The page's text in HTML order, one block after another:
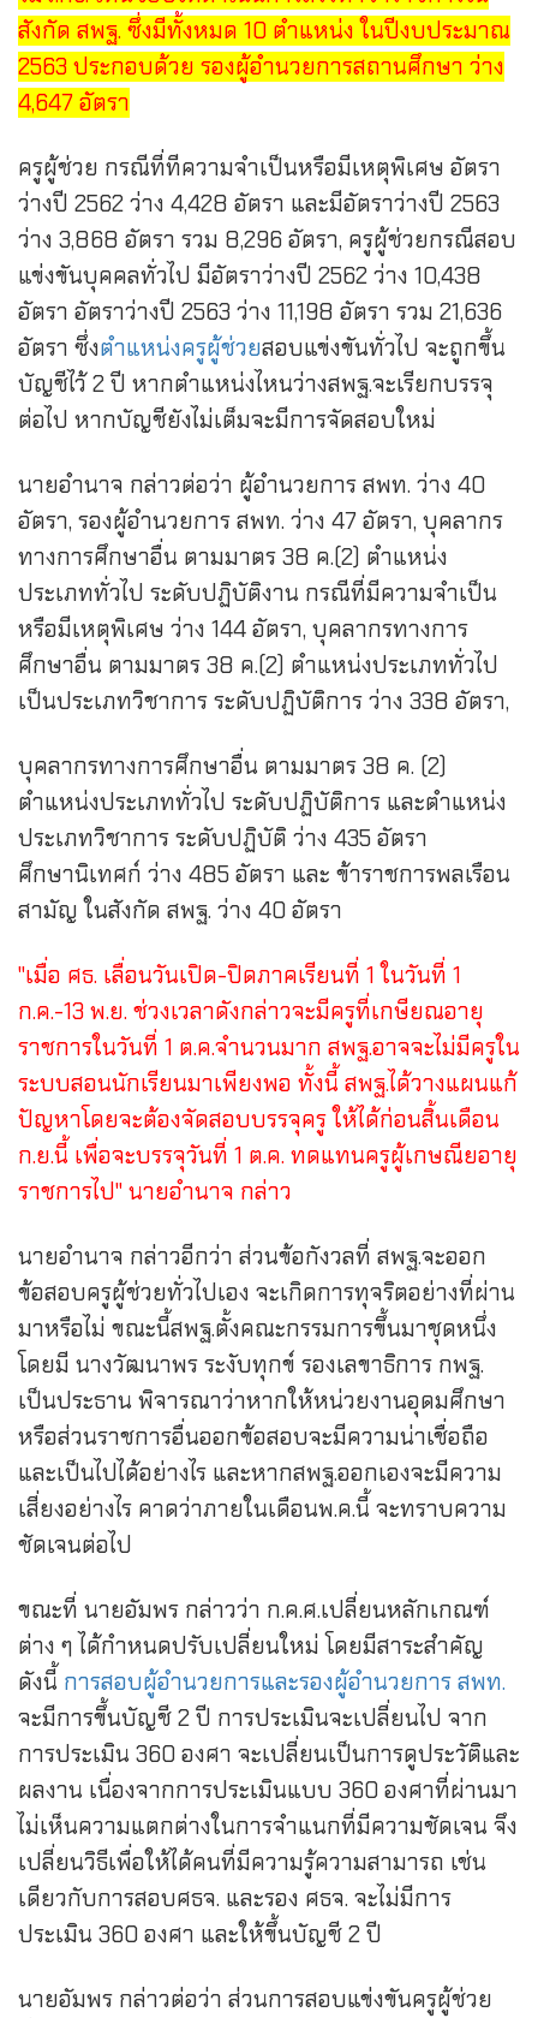
สังกัด สพฐ. ซึ่งมีทั้งหมด 10 ตำแหน่ง ในปีงบประมาณ
2563 ประกอบด้วย รองผู้อำนวยการสถานศึกษา ว่าง
4,647 อัตรา
ครูผู้ช่วย กรณีที่ทีความจำเป็นหรือมีเหตุพิเศษ อัตรา
ว่างปี 2562 ว่าง 4,428 อัตรา และมีอัตราว่างปี 2563
ว่าง 3,868 อัตรา รวม 8,296 อัตรา, ครูผู้ช่วยกรณีสอบ
แข่งขันบุคคลทั่วไป มีอัตราว่างปี 2562 ว่าง 10,438
อัตรา อัตราว่างปี 2563 ว่าง 11,198 อัตรา รวม 21,636
อัตรา ซึ่งตำแหน่งครูผู้ช่วยสอบแข่งขันทั่วไป จะถูกขึ้น
บัญชีไว้ 2 ปี หากตำแหน่งไหนว่างสพฐ.จะเรียกบรรจุ
ต่อไป หากบัญชียังไม่เต็มจะมีการจัดสอบใหม่
นายอำนาจ กล่าวต่อว่า ผู้อำนวยการ สพท. ว่าง 40
อัตรา, รองผู้อำนวยการ สพท. ว่าง 47 อัตรา, บุคลากร
ทางการศึกษาอื่น ตามมาตร 38 ค.(2) ตำแหน่ง
ประเภททั่วไป ระดับปฏิบัติงาน กรณีที่มีความจำเป็น
หรือมีเหตุพิเศษ ว่าง 144 อัตรา, บุคลากรทางการ
ศึกษาอื่น ตามมาตร 38 ค.(2) ตำแหน่งประเภททั่วไป
เป็นประเภทวิชาการ ระดับปฏิบัติการ ว่าง 338 อัตรา,
บุคลากรทางการศึกษาอื่น ตามมาตร 38 ค. (2)
ตำแหน่งประเภททั่วไป ระดับปฏิบัติการ และตำแหน่ง
ประเภทวิชาการ ระดับปฏิบัติ ว่าง 435 อัตรา
ศึกษานิเทศก์ ว่าง 485 อัตรา และ ข้าราชการพลเรือน
สามัญ ในสังกัด สพฐ. ว่าง 40 อัตรา
"เมื่อ ศธ. เลื่อนวันเปิด-ปิดภาคเรียนที่ 1 ในวันที่ 1
ก.ค.-13 พ.ย. ช่วงเวลาดังกล่าวจะมีครูที่เกษียณอายุ
ราชการในวันที่ 1 ต.ค.จำนวนมาก สพฐ.อาจจะไม่มีครูใน
ระบบสอนนักเรียนมาเพียงพอ ทั้งนี้ สพฐ.ได้วางแผนแก้
ปัญหาโดยจะต้องจัดสอบบรรจุครู ให้ได้ก่อนสิ้นเดือน
ก.ย.นี้ เพื่อจะบรรจุวันที่ 1 ต.ค. ทดแทนครูผู้เกษณียอายุ
ราชการไป" นายอำนาจ กล่าว
นายอำนาจ กล่าวอีกว่า ส่วนข้อกังวลที่ สพฐ.จะออก
ข้อสอบครูผู้ช่วยทั่วไปเอง จะเกิดการทุจริตอย่างที่ผ่าน
มาหรือไม่ ขณะนี้สพฐ.ตั้งคณะกรรมการขึ้นมาชุดหนึ่ง
โดยมี นางวัฒนาพร ระงับทุกข์ รองเลขาธิการ กพฐ.
เป็นประธาน พิจารณาว่าหากให้หน่วยงานอุดมศึกษา
หรือส่วนราชการอื่นออกข้อสอบจะมีความน่าเชื่อถือ
และเป็นไปได้อย่างไร และหากสพฐ.ออกเองจะมีความ
เสี่ยงอย่างไร คาดว่าภายในเดือนพ.ค.นี้ จะทราบความ
ชัดเจนต่อไป
ขณะที่ นายอัมพร กล่าวว่า ก.ค.ศ.เปลี่ยนหลักเกณฑ์
ต่าง ๆ ได้กำหนดปรับเปลี่ยนใหม่ โดยมีสาระสำคัญ
ดังนี้ การสอบผู้อำนวยการและรองผู้อำนวยการ สพท.
จะมีการขึ้นบัญชี 2 ปี การประเมินจะเปลี่ยนไป จาก
การประเมิน 360 องศา จะเปลี่ยนเป็นการดูประวัติและ
ผลงาน เนื่องจากการประเมินแบบ 360 องศาที่ผ่านมา
ไม่เห็นความแตกต่างในการจำแนกที่มีความชัดเจน จึง
เปลี่ยนวิธีเพื่อให้ได้คนที่มีความรู้ความสามารถ เช่น
เดียวกับการสอบศธจ. และรอง ศธจ. จะไม่มีการ
ประเมิน 360 องศา และให้ขึ้นบัญชี 2 ปี
นายอัมพร กล่าวต่อว่า ส่วนการสอบแข่งขันครูผู้ช่วย